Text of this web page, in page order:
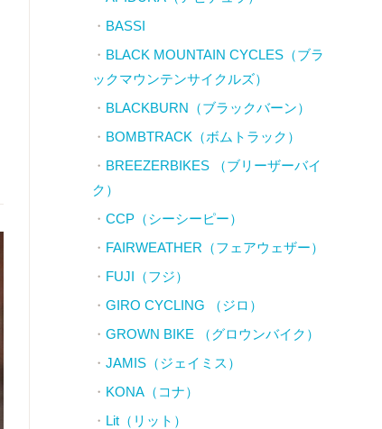
BASSI
BLACK MOUNTAIN CYCLES（ブラ
ックマウンテンサイクルズ）
BLACKBURN（ブラックバーン）
BOMBTRACK（ボムトラック）
BREEZERBIKES （ブリーザーバイ
ク）
CCP（シーシーピー）
FAIRWEATHER（フェアウェザー）
FUJI（フジ）
GIRO CYCLING （ジロ）
GROWN BIKE （グロウンバイク）
JAMIS（ジェイミス）
KONA（コナ）
Lit（リット）